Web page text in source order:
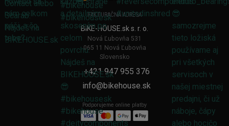
FAKTURAČNÁ ADRESA
BIKE-HOUSE.sk s. r. o.
Nová Ľubovňa 531
065 11 Nová Ľubovňa
Slovensko
+421 947 955 376
info@bikehouse.sk
Podporujeme online platby